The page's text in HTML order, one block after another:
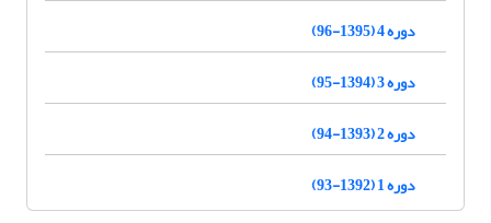
دوره 4 (1395-96)
دوره 3 (1394-95)
دوره 2 (1393-94)
دوره 1 (1392-93)